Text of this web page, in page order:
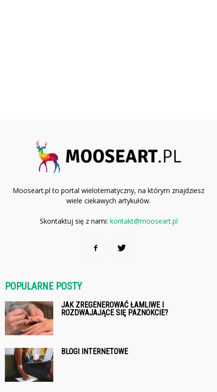
Mooseart.pl to portal wielotematyczny, na którym znajdziesz
wiele ciekawych artykułów.
Skontaktuj się z nami: kontakt@mooseart.pl
POPULARNE POSTY
JAK ZREGENEROWAĆ ŁAMLIWE I
ROZDWAJAJĄCE SIĘ PAZNOKCIE?
BLOGI INTERNETOWE